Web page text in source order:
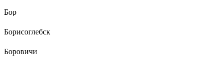
Бор
Борисоглебск
Боровичи